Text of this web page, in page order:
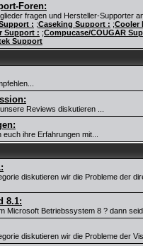
Foren:
fragen und Hersteller-Supporter
: ;Caseking Support : ;Cooler
Support : ;Compucase/COUGAR
Support
Reviews diskutieren ...
euch ihre Erfahrungen mit...
diskutieren wir die Probleme der
8.1:
Microsoft Betriebssystem 8 ? dann
diskutieren wir die Probleme der